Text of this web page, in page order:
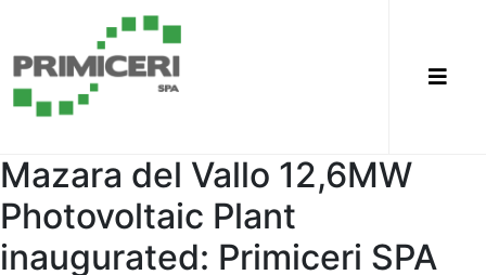
Mazara del Vallo 12,6MW
Photovoltaic Plant
inaugurated: Primiceri SPA